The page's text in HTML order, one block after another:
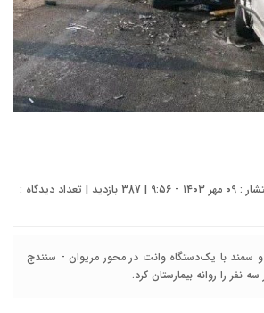
سمند با یک‌دستگاه وانت در محور مریوان - سنندج
نفر را روانه بیمارستان کرد.